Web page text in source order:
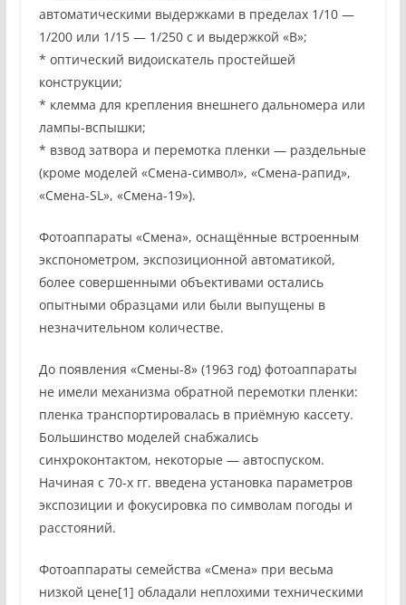
автоматическими выдержками в пределах 1/10 —
1/200 или 1/15 — 1/250 с и выдержкой «В»;
* оптический видоискатель простейшей
конструкции;
* клемма для крепления внешнего дальномера или
лампы-вспышки;
* взвод затвора и перемотка пленки — раздельные
(кроме моделей «Смена-символ», «Смена-рапид»,
«Смена-SL», «Смена-19»).
Фотоаппараты «Смена», оснащённые встроенным
экспонометром, экспозиционной автоматикой,
более совершенными объективами остались
опытными образцами или были выпущены в
незначительном количестве.
До появления «Смены-8» (1963 год) фотоаппараты
не имели механизма обратной перемотки пленки:
пленка транспортировалась в приёмную кассету.
Большинство моделей снабжались
синхроконтактом, некоторые — автоспуском.
Начиная с 70-х гг. введена установка параметров
экспозиции и фокусировка по символам погоды и
расстояний.
Фотоаппараты семейства «Смена» при весьма
низкой цене[1] обладали неплохими техническими